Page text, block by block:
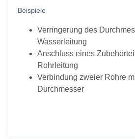
Beispiele
Verringerung des
Wasserleitung
Anschluss eines
Rohrleitung
Verbindung zweier Rohre
Durchmesser